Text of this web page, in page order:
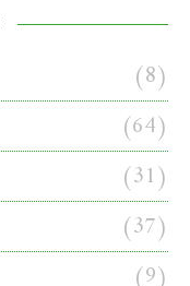
(8)
(64)
(31)
(37)
(9)